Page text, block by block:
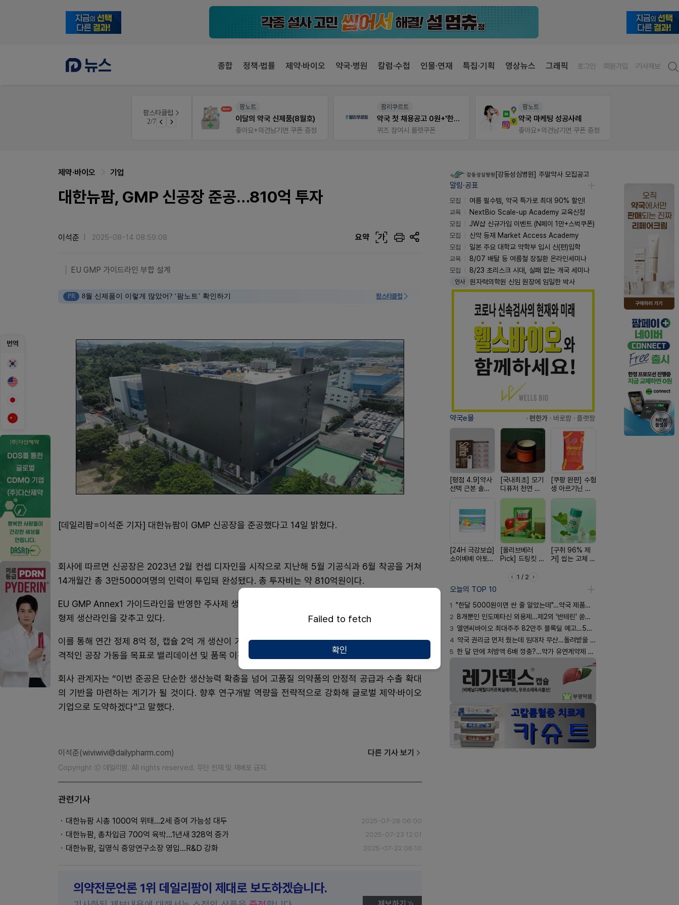
종합 정책·법률 제약·바이오 약국·병원 칼럼·수첩 인물·연재 특집·기획 영상뉴스 그래픽 로그인 회원가입 기사제보
팜스타클럽
3/7
이달의 약국 신제품(8월호)
팜리쿠르트
약국 첫 채용공고 0원+'한번 더' 무료 연장
퀴즈 참여시 룰렛쿠폰
팜노트
약국 마케팅 성공사례
좋아요+의견남기면 쿠폰 증정
약사 전용 멤버십몰
편한가 멤버십몰
가입 시 50% 할인 쿠폰+적립금까지!
번역
제약·바이오 기업
대한뉴팜, GMP 신공장 준공…810억 투자
이석준 2025-08-14 08:59:08 요약 가
EU GMP 가이드라인 부합 설계
PR 8월 신제품이 이렇게 많았어? ‘팜노트’ 확인하기 팜스타클럽
[데일리팜=이석준 기자] 대한뉴팜이 GMP 신공장을 준공했다고 14일 밝혔다.
회사에 따르면 신공장은 2023년 2월 컨셉 디자인을 시작으로 지난해 5월 기공식과 6월 착공을 거쳐
14개월간 총 3만5000여명의 인력이 투입돼 완성됐다. 총 투자비는 약 810억원이다.
EU GMP Annex1 가이드라인을 반영한 주사제 생산라인과 노출을 최소화한 BIN 시스템을 적용한 고
형제 생산라인을 갖추고 있다.
이를 통해 연간 정제 8억 정, 캡슐 2억 개 생산이 가능한 대규모 생산능력을 확보했다. 2027년 1월 본
격적인 공장 가동을 목표로 밸리데이션 및 품목 이전 작업을 진행할 계획이다.
회사 관계자는 “이번 준공은 단순한 생산능력 확충을 넘어 고품질 의약품의 안정적 공급과 수출 확대
의 기반을 마련하는 계기가 될 것이다. 향후 연구개발 역량을 전략적으로 강화해 글로벌 제약·바이오
기업으로 도약하겠다”고 말했다.
이석준(wiviwivi@dailypharm.com) 다른 기사 보기
Copyright ⓒ 데일리팜. All rights reserved. 무단 전재 및 재배포 금지.
관련기사
대한뉴팜 시총 1000억 위태…2세 증여 가능성 대두 2025-07-28 06:00
대한뉴팜, 총차입금 700억 육박…1년새 328억 증가 2025-07-23 12:01
대한뉴팜, 길영식 중앙연구소장 영입…R&D 강화 2025-07-22 06:10
의약전문언론 1위 데일리팜이 제대로 보도하겠습니다.
[강동성심병원] 주말약사 모집공고
알림·공표
모집
여름 필수템, 약국 특가로 최대 90% 할인!
교육
NextBio Scale-up Academy 교육신청
모집
JW샵 신규가입 이벤트 (N페이 1만+스벅쿠폰)
모집
신약 등재 Market Access Academy
모집
일본 주요 대학교 약학부 입시 신(편)입학
교육
8/07 배탈 등 여름철 장질환 온라인세미나
모집
8/23 초리스크 시대, 실패 없는 개국 세미나
인사 원자력의학원 신임 원장에 임일한 박사
약국e몰 · 편한가 · 바로팜 · 플랫팜
[평점 4.9]약사
선택 근본 솔루
[국내최초] 모기
디퓨저 천연 계
피 모키센트 디
[쿠팡 완판] 수험
생 아르기닌 에
너지 젤리
[24H 극강보습]
소이베베 아토
[올리브베러
Pick] 드링킷 건
[구취 96% 제
거] 씹는 고체 가
1 / 2
오늘의 TOP 10
1 "한달 5000원이면 싼 줄 알았는데"…약국 제품과 비교해보니
2 8개뿐인 인도메타신 외용제…제2의 '반테린' 쏟아지나
3 엘앤씨바이오 최대주주 82만주 블록딜 예고…500억 규모
4 약국 권리금 먼저 줬는데 임대차 무산…돌려받을 수 있을까
5 한 달 만에 처방액 6배 껑충?…약가 유연계약제 착시효과
Failed to fetch
확인